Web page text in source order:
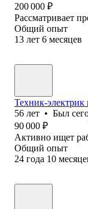
200 000 ₽
Рассматривает
Общий опыт
13 лет 6 месяцев
Техник-
56 лет • Был
90 000 ₽
Активно ищет
Общий опыт
24 года 10